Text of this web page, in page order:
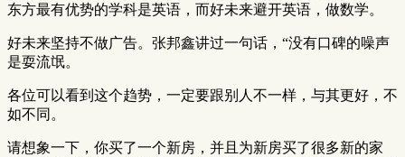
东方最有优势的学科是英语，而好未来避开英语，做数学。
好未来坚持不做广告。张邦鑫讲过一句话，“没有口碑的噪声
是耍流氓。
各位可以看到这个趋势，一定要跟别人不一样，与其更好，不
如不同。
请想象一下，你买了一个新房，并且为新房买了很多新的家